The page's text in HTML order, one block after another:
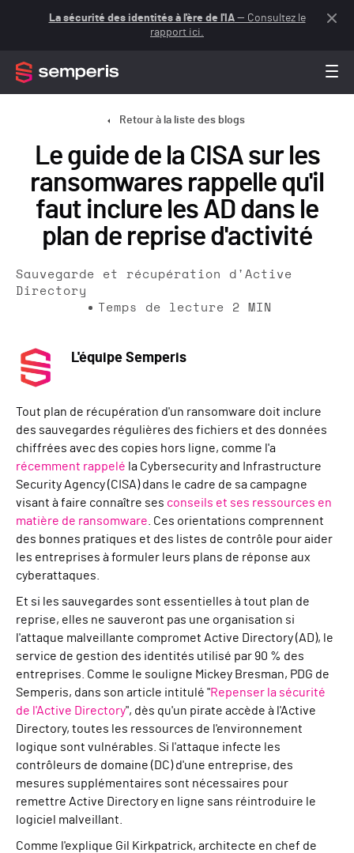
La sécurité des identités à l'ère de l'IA— Consultez le
rapport ici.
Retour à la liste des blogs
Le guide de la CISA sur les
ransomwares rappelle qu'il
faut inclure les AD dans le
plan de reprise d'activité
Sauvegarde et récupération d'Active
Directory
Temps de lecture
2 MIN
L'équipe Semperis
Tout plan de récupération d'un ransomware doit inclure
des sauvegardes régulières des fichiers et des données
chiffrées avec des copies hors ligne, comme l'a
récemment rappelé la Cybersecurity and Infrastructure
Security Agency (CISA) dans le cadre de sa campagne
visant à faire connaître ses conseils et ses ressources en
matière de ransomware . Ces orientations comprennent
des bonnes pratiques et des listes de contrôle pour aider
les entreprises à formuler leurs plans de réponse aux
cyberattaques.
Et si les sauvegardes sont essentielles à tout plan de
reprise, elles ne sauveront pas une organisation si
l'attaque malveillante compromet Active Directory (AD), le
service de gestion des identités utilisé par 90 % des
entreprises. Comme le souligne Mickey Bresman, PDG de
Semperis, dans son article intitulé "Repenser la sécurité
de l'Active Directory", dès qu'un pirate accède à l'Active
Directory, toutes les ressources de l'environnement
logique sont vulnérables. Si l'attaque infecte les
contrôleurs de domaine (DC) d'une entreprise, des
mesures supplémentaires sont nécessaires pour
remettre Active Directory en ligne sans réintroduire le
logiciel malveillant.
Comme l'explique Gil Kirkpatrick, architecte en chef de